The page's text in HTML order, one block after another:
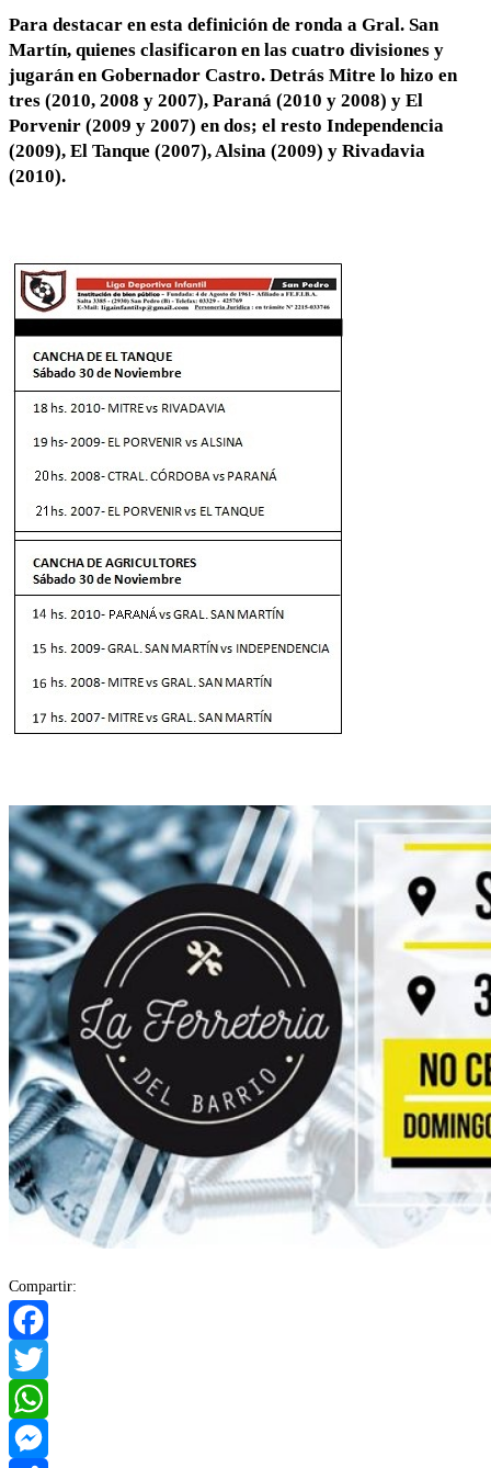
Para destacar en esta definición de ronda a Gral. San
Martín, quienes clasificaron en las cuatro divisiones y
jugarán en Gobernador Castro. Detrás Mitre lo hizo en
tres (2010, 2008 y 2007), Paraná (2010 y 2008) y El
Porvenir (2009 y 2007) en dos; el resto Independencia
(2009), El Tanque (2007), Alsina (2009) y Rivadavia
(2010).
Compartir:
Facebook
Twitter
WhatsApp